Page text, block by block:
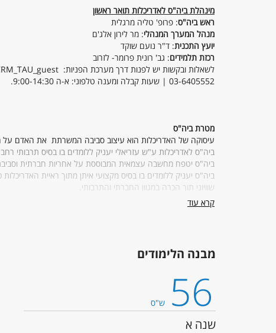
מינהלת ביה"ס לאדריכלות תואר ראשון
ראש ביה"ס: פרופ' טליה מרגלית
מנהל המערך המנהלי: מר לירון אלג'ם
יועץ התכנית: ד"ר נועם שוקד
רכזת תלמידים: גב' רונית פרומר- לזרוב
לשאלות ובקשות יש לפנות דרך מערכת הפניות: https://tau-int.formtitan.com/ftproject/CRM_TAU_guest
03-6405552 | שעות קבלה ומענה טלפוני: א-ה 9:00-14:30.
מטרת ביה"ס
עיסוקה של האדריכלות הוא עיצוב סביבה המשרתת את האדם על
ביה"ס לאדריכלות ע"ש עזריאלי יעניק ללומדים בו בסיס
ביה"ס יטפח מחשבה עצמאית המבוססת על אחריות חברתית
ביה"ס יעניק ללומדים בו בסיס מקצועי איתן מתוך ראיית
שוויוני תוך הכרה במגוון החברתי והתרבותי.
ביה"ס יקדם מצוינות מחקרית ומקצועית, יכשיר את בוגריו לעמדות
בארץ, תוך קידום שיתופי פעולה עם בתי ספר ומוסדות מחקר
קרא עוד
מבנה הלימודים
56 ש"ס
שנה א